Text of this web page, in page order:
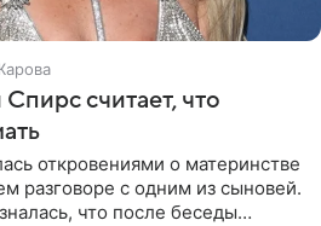
считает, что
откровениями о материнстве
разговоре с одним из сыновей.
что после беседы